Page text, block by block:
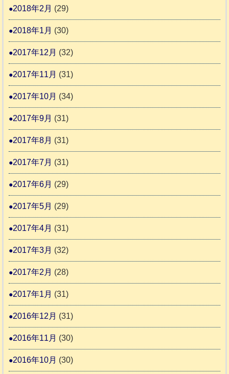
2018年2月 (29)
2018年1月 (30)
2017年12月 (32)
2017年11月 (31)
2017年10月 (34)
2017年9月 (31)
2017年8月 (31)
2017年7月 (31)
2017年6月 (29)
2017年5月 (29)
2017年4月 (31)
2017年3月 (32)
2017年2月 (28)
2017年1月 (31)
2016年12月 (31)
2016年11月 (30)
2016年10月 (30)